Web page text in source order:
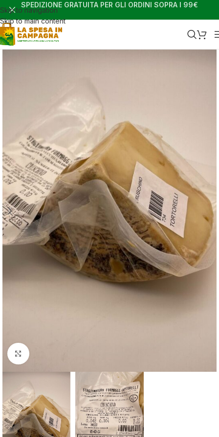
Skip to navigation
Skip to main content
SPEDIZIONE GRATUITA PER GLI ORDINI SOPRA I 99€
Clicca per ingrandire